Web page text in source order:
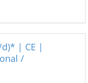
| CE |
/